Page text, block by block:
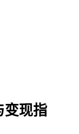
变现指